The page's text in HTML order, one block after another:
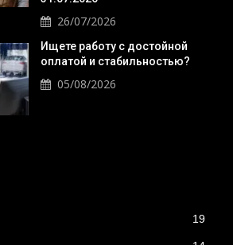
26/07/2026
Ищете работу с достойной
оплатой и стабильностью?
05/08/2026
19